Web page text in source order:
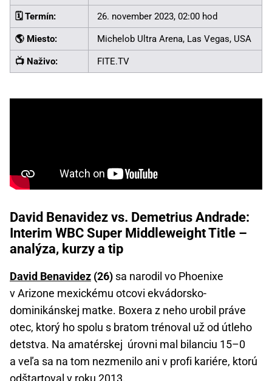
🗓️ Termín: 26. november 2023, 02:00 hod
🌎 Miesto: Michelob Ultra Arena, Las Vegas, USA
📺 Naživo: FITE.TV
David Benavidez vs. Demetrius Andrade:
Interim WBC Super Middleweight Title –
analýza, kurzy a tip
David Benavidez (26) sa narodil vo Phoenixe
v Arizone mexickému otcovi ekvádorsko-
dominikánskej matke. Boxera z neho urobil práve
otec, ktorý ho spolu s bratom trénoval už od útleho
detstva. Na amatérskej úrovni mal bilanciu 15–0
a veľa sa na tom nezmenilo ani v profi kariére, ktorú
odštartoval v roku 2013.